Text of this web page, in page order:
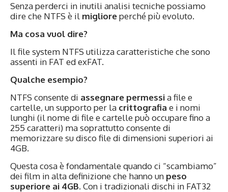
Senza perderci in inutili analisi tecniche possiamo
dire che NTFS è il miglioreperché più evoluto.
Ma cosa vuol dire?
Il file system NTFS utilizza caratteristiche che sono
assenti in FAT ed exFAT.
Qualche esempio?
NTFS consente di assegnare permessia file e
cartelle, un supporto per la crittografia e i nomi
lunghi (il nome di file e cartelle può occupare fino a
255 caratteri) ma soprattutto consente di
memorizzare su disco file di dimensioni superiori ai
4GB.
Questa cosa è fondamentale quando ci “scambiamo”
dei film in alta definizione che hanno un peso
superiore ai 4GB. Con i tradizionali dischi in FAT32